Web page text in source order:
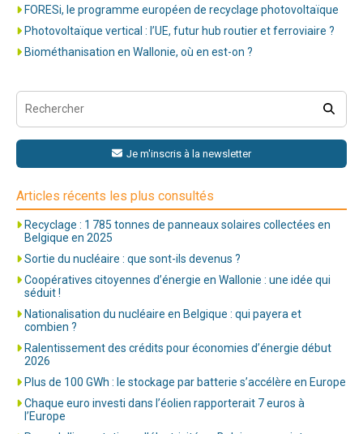
FORESi, le programme européen de recyclage photovoltaïque
Photovoltaïque vertical : l’UE, futur hub routier et ferroviaire ?
Biométhanisation en Wallonie, où en est-on ?
Je m'inscris à la newsletter
Articles récents les plus consultés
Recyclage : 1 785 tonnes de panneaux solaires collectées en
Belgique en 2025
Sortie du nucléaire : que sont-ils devenus ?
Coopératives citoyennes d’énergie en Wallonie : une idée qui
séduit !
Nationalisation du nucléaire en Belgique : qui payera et
combien ?
Ralentissement des crédits pour économies d’énergie début
2026
Plus de 100 GWh : le stockage par batterie s’accélère en Europe
Chaque euro investi dans l’éolien rapporterait 7 euros à
l’Europe